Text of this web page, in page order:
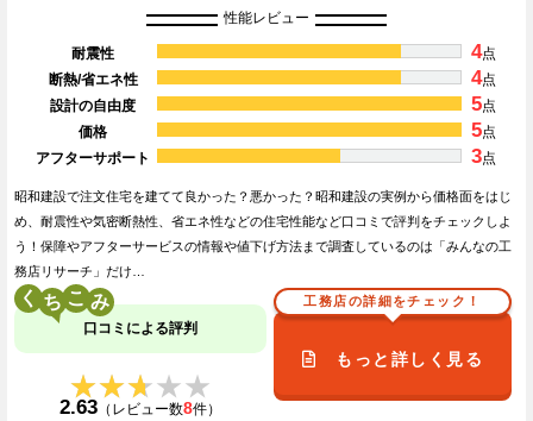
性能レビュー
耐震性 4点
断熱/省エネ性
4点
設計の自由度
5点
価格
5点
アフターサポート
3点
昭和建設で注文住宅を建てて良かった？悪かった？昭和建設の実例から価格面をはじ
め、耐震性や気密断熱性、省エネ性などの住宅性能など口コミで評判をチェックしよ
う！保障やアフターサービスの情報や値下げ方法まで調査しているのは「みんなの工
務店リサーチ」だけ…
く こ
口コミによる評判
★★★★★
★★★★★
2.63 （レビュー数8件）
工務店の詳細をチェック！
もっと詳しく見る